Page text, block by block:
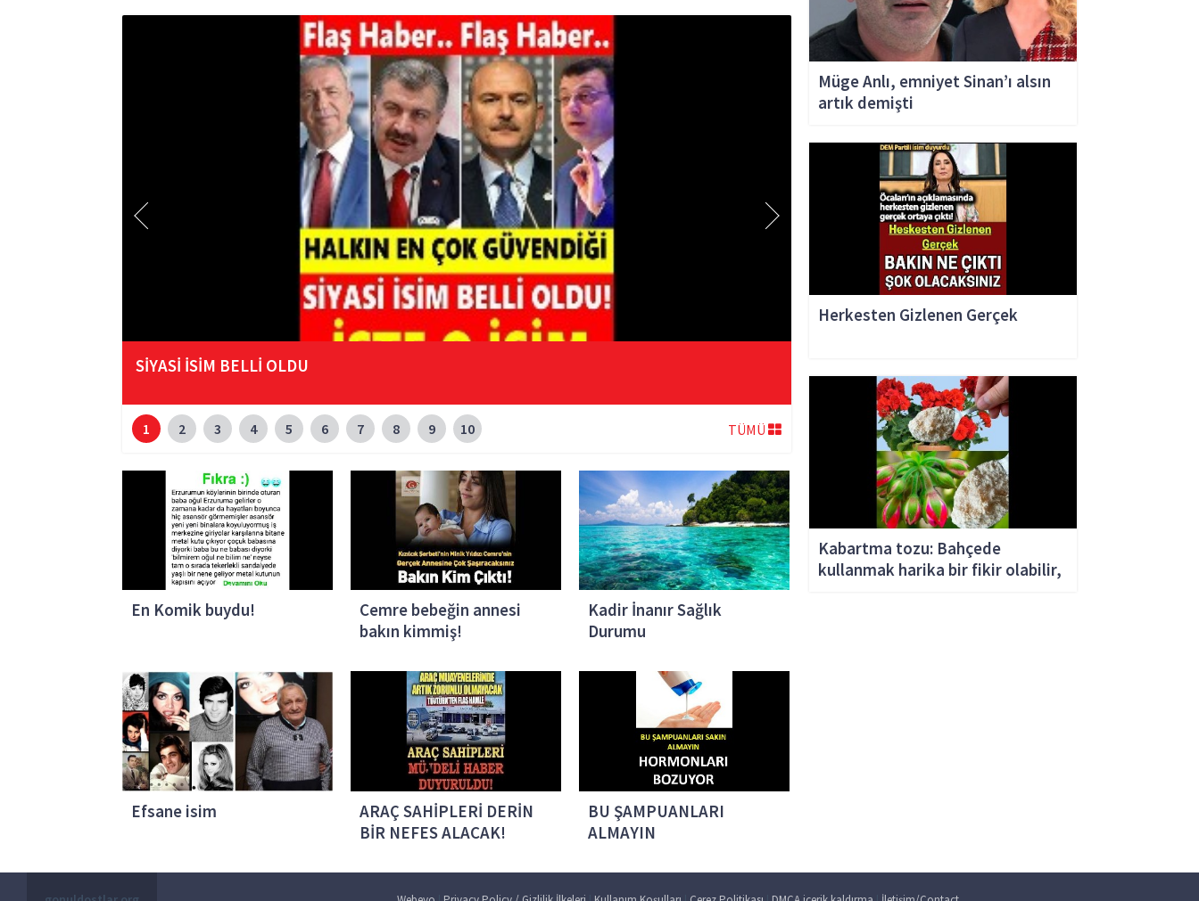
SİYASİ İSİM BELLİ OLDU
1 2 3 4 5 6 7 8 9 10 TÜMÜ
En Komik buydu!
Cemre bebeğin annesi
bakın kimmiş!
Kadir İnanır Sağlık
Durumu
Efsane isim
ARAÇ SAHİPLERİ DERİN
BİR NEFES ALACAK!
BU ŞAMPUANLARI
ALMAYIN
Müge Anlı, emniyet Sinan’ı alsın
artık demişti
Herkesten Gizlenen Gerçek
Kabartma tozu: Bahçede
kullanmak harika bir fikir olabilir,